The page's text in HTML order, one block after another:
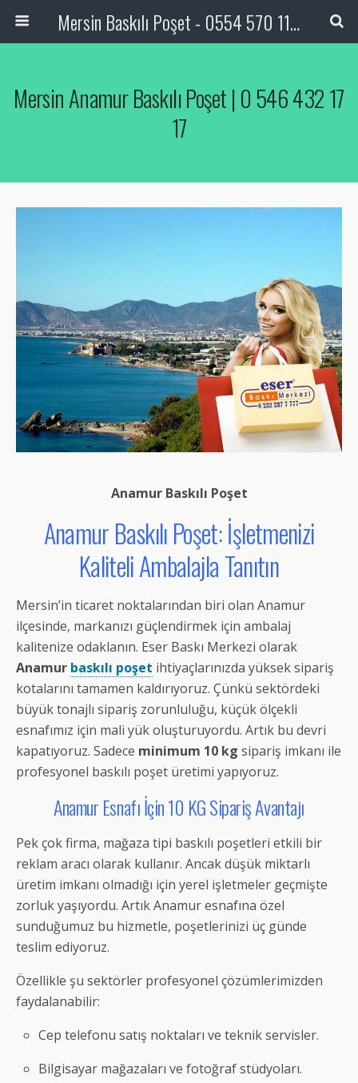
Mersin Baskılı Poşet - 0554 570 11 05
Mersin Anamur Baskılı Poşet | 0 546 432 17
17
Anamur Baskılı Poşet
Anamur Baskılı Poşet: İşletmenizi
Kaliteli Ambalajla Tanıtın
Mersin’in ticaret noktalarından biri olan Anamur
ilçesinde, markanızı güçlendirmek için ambalaj
kalitenize odaklanın. Eser Baskı Merkezi olarak
Anamur baskılı poşet ihtiyaçlarınızda yüksek sipariş
kotalarını tamamen kaldırıyoruz. Çünkü sektördeki
büyük tonajlı sipariş zorunluluğu, küçük ölçekli
esnafımız için mali yük oluşturuyordu. Artık bu devri
kapatıyoruz. Sadece minimum 10 kg sipariş imkanı ile
profesyonel baskılı poşet üretimi yapıyoruz.
Anamur Esnafı İçin 10 KG Sipariş Avantajı
Pek çok firma, mağaza tipi baskılı poşetleri etkili bir
reklam aracı olarak kullanır. Ancak düşük miktarlı
üretim imkanı olmadığı için yerel işletmeler geçmişte
zorluk yaşıyordu. Artık Anamur esnafına özel
sunduğumuz bu hizmetle, poşetlerinizi üç günde
teslim ediyoruz.
Özellikle şu sektörler profesyonel çözümlerimizden
faydalanabilir:
Cep telefonu satış noktaları ve teknik servisler.
Bilgisayar mağazaları ve fotoğraf stüdyoları.